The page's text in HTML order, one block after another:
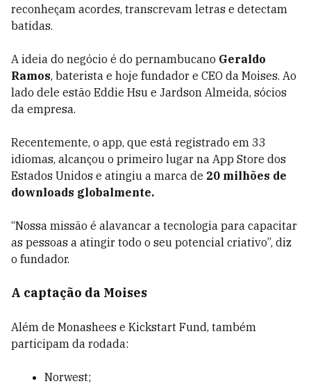
reconheçam acordes, transcrevam letras e detectam
batidas.
A ideia do negócio é do pernambucano Geraldo
Ramos, baterista e hoje fundador e CEO da Moises. Ao
lado dele estão Eddie Hsu e Jardson Almeida, sócios
da empresa.
Recentemente, o app, que está registrado em 33
idiomas, alcançou o primeiro lugar na App Store dos
Estados Unidos e atingiu a marca de 20 milhões de
downloads globalmente.
“Nossa missão é alavancar a tecnologia para capacitar
as pessoas a atingir todo o seu potencial criativo”, diz
o fundador.
A captação da Moises
Além de Monashees e Kickstart Fund, também
participam da rodada:
Norwest;